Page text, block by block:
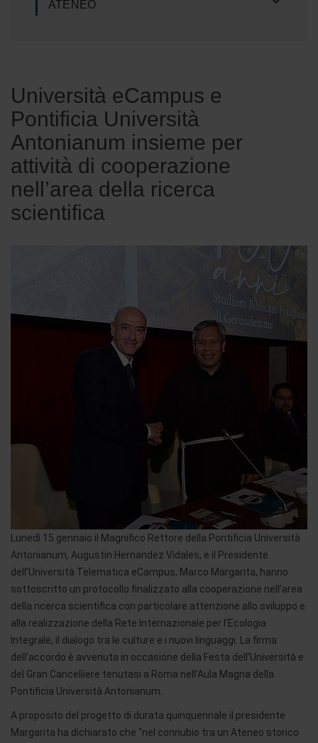
ATENEO
Università eCampus e
Pontificia Università
Antonianum insieme per
attività di cooperazione
nell’area della ricerca
scientifica
Lunedì 15 gennaio il Magnifico Rettore della Pontificia Università
Antonianum, Augustin Hernandez Vidales, e il Presidente
dell’Università Telematica eCampus, Marco Margarita, hanno
sottoscritto un protocollo finalizzato alla cooperazione nell’area
della ricerca scientifica con particolare attenzione allo sviluppo e
alla realizzazione della Rete Internazionale per l’Ecologia
Integrale, il dialogo tra le culture e i nuovi linguaggi. La firma
dell’accordo è avvenuta in occasione della Festa dell’Università e
del Gran Cancelliere tenutasi a Roma nell’Aula Magna della
Pontificia Università Antonianum.
A proposito del progetto di durata quinquennale il presidente
Margarita ha dichiarato che “nel connubio tra un Ateneo storico